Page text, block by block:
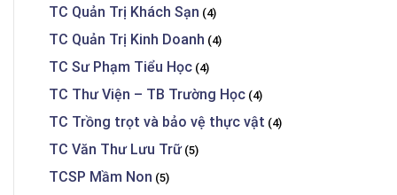
TC Quản Trị Khách Sạn (4)
TC Quản Trị Kinh Doanh (4)
TC Sư Phạm Tiểu Học (4)
TC Thư Viện – TB Trường Học (4)
TC Trồng trọt và bảo vệ thực vật (4)
TC Văn Thư Lưu Trữ(5)
TCSP Mầm Non (5)